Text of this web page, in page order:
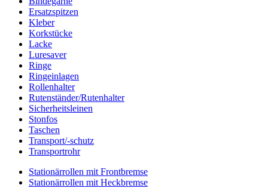
Ersatzspitzen
Kleber
Korkstücke
Lacke
Luresaver
Ringe
Ringeinlagen
Rollenhalter
Rutenständer/Rutenhalter
Sicherheitsleinen
Stonfos
Taschen
Transport/-schutz
Transportrohr
Stationärrollen mit Frontbremse
Stationärrollen mit Heckbremse